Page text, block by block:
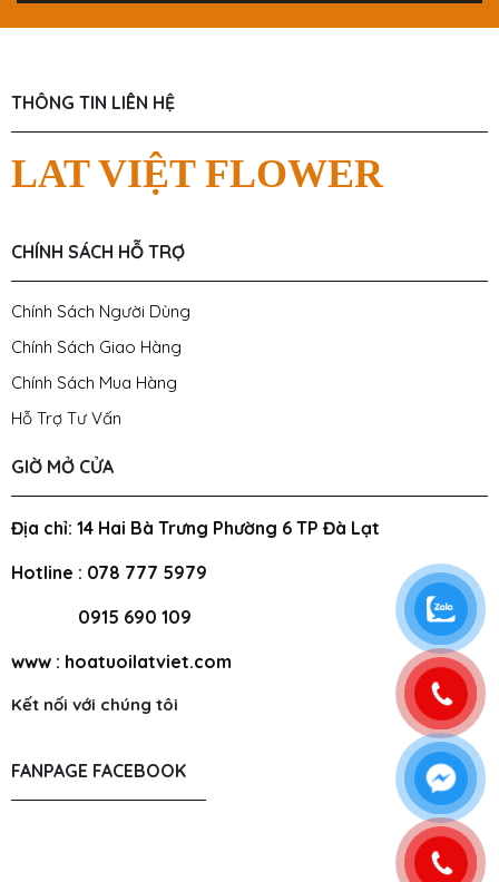
THÔNG TIN LIÊN HỆ
LAT VIỆT FLOWER
CHÍNH SÁCH HỖ TRỢ
Chính Sách Người Dùng
Chính Sách Giao Hàng
Chính Sách Mua Hàng
Hỗ Trợ Tư Vấn
GIỜ MỞ CỬA
Địa chỉ: 14 Hai Bà Trưng Phường 6 TP Đà Lạt
Hotline : 078 777 5979
0915 690 109
www : hoatuoilatviet.com
Kết nối với chúng tôi
FANPAGE FACEBOOK